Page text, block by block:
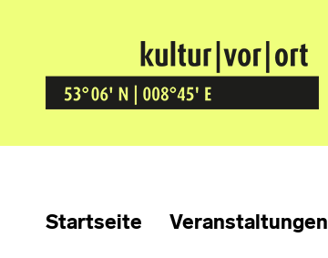
Kultur Vor Ort
BREMEN GRÖPELINGEN
Startseite Veranstaltungen